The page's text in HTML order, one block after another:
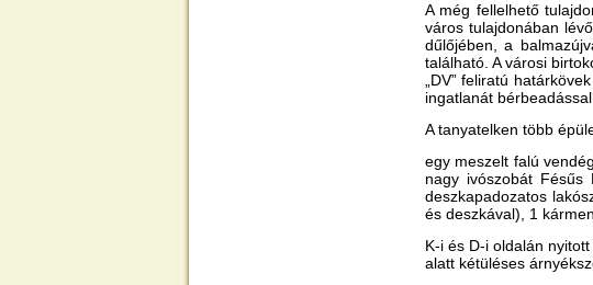
A még fellelhető
város tulajdonában
dűlőjében, a
található. A városi
„DV” feliratú
ingatlanát
A tanyatelken több
egy meszelt falú
nagy ivószobát Fésűs
deszkapadozatos
és deszkával), 1
K-i és D-i oldalán
alatt kétüléses